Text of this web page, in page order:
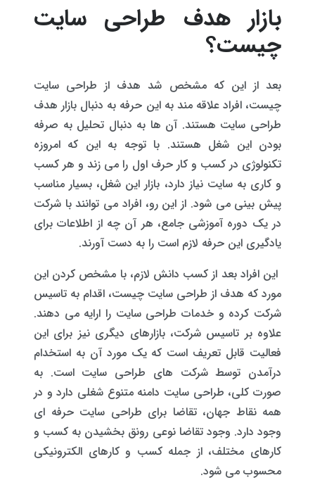
بازار هدف طراحی سایت
چیست؟
بعد از این که مشخص شد هدف از طراحی سایت
چیست، افراد علاقه مند به این حرفه به دنبال بازار هدف
طراحی سایت هستند. آن ها به دنبال تحلیل به صرفه
بودن این شغل هستند. با توجه به این که امروزه
تکنولوژی در کسب و کار حرف اول را می زند و هر کسب
و کاری به سایت نیاز دارد، بازار این شغل، بسیار مناسب
پیش بینی می شود. از این رو، افراد می توانند با شرکت
در یک دوره آموزشی جامع، هر آن چه از اطلاعات برای
یادگیری این حرفه لازم است را به دست آورند.
این افراد بعد از کسب دانش لازم، با مشخص کردن این
مورد که هدف از طراحی سایت چیست، اقدام به تاسیس
شرکت کرده و خدمات طراحی سایت را ارایه می دهند.
علاوه بر تاسیس شرکت، بازارهای دیگری نیز برای این
فعالیت قابل تعریف است که یک مورد آن به استخدام
درآمدن توسط شرکت های طراحی سایت است. به
صورت کلی، طراحی سایت دامنه متنوع شغلی دارد و در
همه نقاط جهان، تقاضا برای طراحی سایت حرفه ای
وجود دارد. وجود تقاضا نوعی رونق بخشیدن به کسب و
کارهای مختلف، از جمله کسب و کارهای الکترونیکی
محسوب می شود.